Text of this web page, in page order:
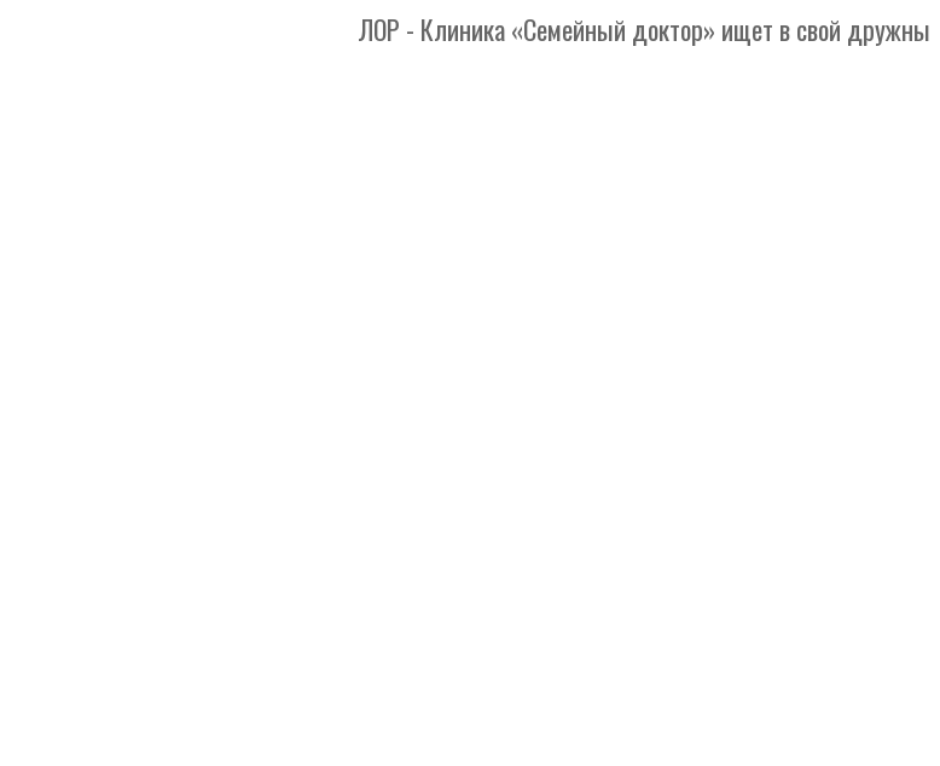
ЛОР - Клиника «Семейный доктор» ищет в свой дружный